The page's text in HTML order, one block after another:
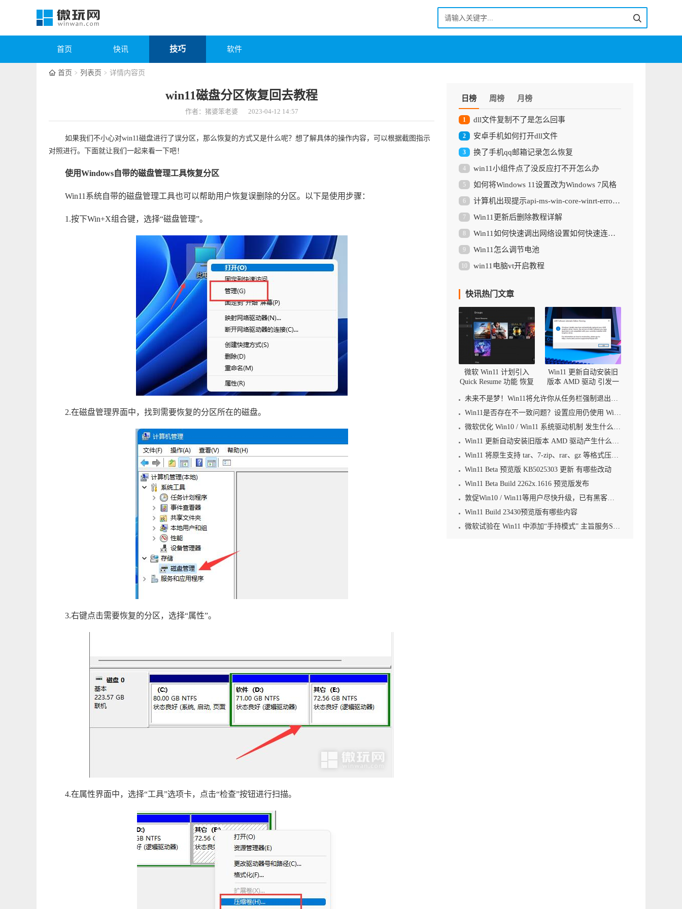
首页 快讯 技巧 软件
首页 列表页 详情内容页
win11磁盘分区恢复回去教程
作者：猪婆笨老婆 2023-04-12 14:57
如果我们不小心对win11磁盘进行了误分区，那么恢复的方式又是什么呢？想了解具体的操作内容，可以根据截图指示
对照进行。下面就让我们一起来看一下吧！
使用Windows自带的磁盘管理工具恢复分区
Win11系统自带的磁盘管理工具也可以帮助用户恢复误删除的分区。以下是使用步骤：
1.按下Win+X组合键，选择“磁盘管理”。
2.在磁盘管理界面中，找到需要恢复的分区所在的磁盘。
3.右键点击需要恢复的分区，选择“属性”。
4.在属性界面中，选择“工具”选项卡，点击“检查”按钮进行扫描。
日榜 周榜 月榜
1 dll文件复制不了是怎么回事
2 安卓手机如何打开dll文件
3 换了手机qq邮箱记录怎么恢复
4 win11小组件点了没反应打不开怎么办
5 如何将Windows 11设置改为Windows 7风格
6 计算机出现提示api-ms-win-core-winrt-errorprivate-l1-1-1.dll丢失怎么办
7 Win11更新后删除教程详解
8 Win11如何快速调出网络设置如何快速连接网络
9 Win11怎么调节电池
10 win11电脑vt开启教程
快讯热门文章
微软 Win11 计划引入
Quick Resume 功能 恢复
Win11 更新自动安装旧
版本 AMD 驱动 引发一
Win11 Beta 预览版 KB5025303 更新 有哪些改动
Win11 Beta Build 2262x.1616 预览版发布
Win11 Build 23430预览版有哪些内容